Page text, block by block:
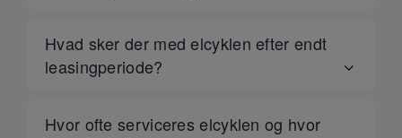
Hvad sker der med elcyklen efter endt
leasingperiode?
Hvor ofte serviceres elcyklen og hvor